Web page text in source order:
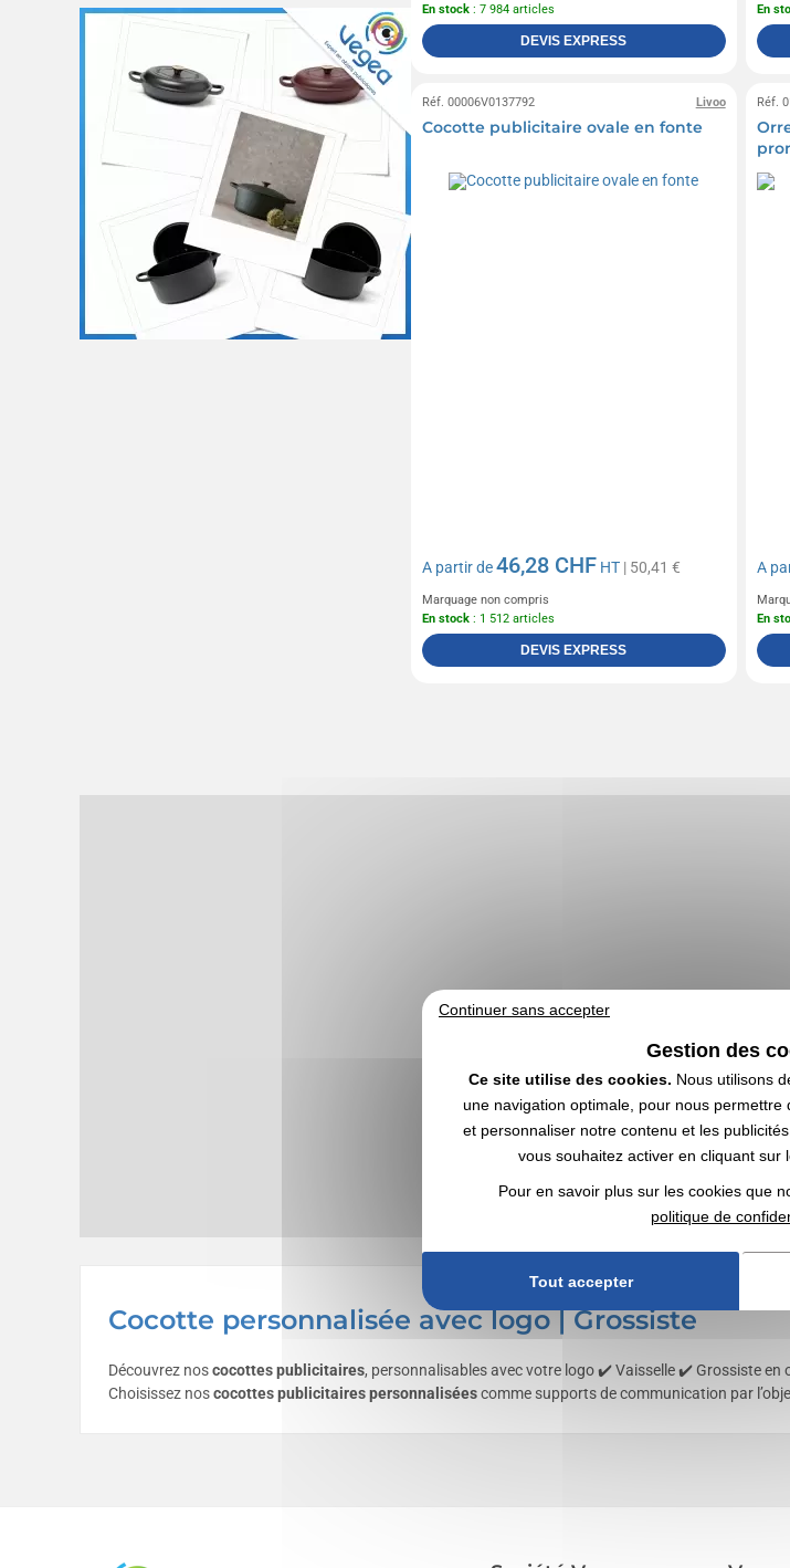
Cocotte personnalisée avec logo | Grossiste
Découvrez noscocottes publicitaires, personnalisables avec votre logo ✔️ Vaisselle ✔️ Grossiste en
Choisissez noscocottes publicitaires personnaliséescomme supports de communication par
En stock : 7 984 articles
DEVIS EXPRESS
En
Livoo
Réf. 00006V0137792
Cocotte publicitaire ovale en fonte
A partir de46,28 CHF HT | 50,41 €
Marquage non compris
En stock : 1 512 articles
DEVIS EXPRESS
Réf.
A
En
Continuer sans accepter
Gestion des
Ce site utilise des cookies. Nous utilisons
une navigation optimale, pour nous permettre
et personnaliser notre contenu et les
vous souhaitez activer en cliquant sur
Pour en savoir plus sur les cookies que
politique de
Tout accepter